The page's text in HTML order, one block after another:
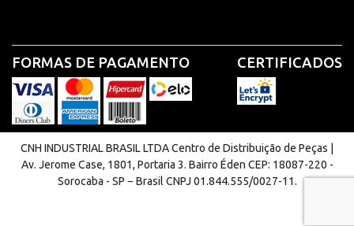
FORMAS DE PAGAMENTO CERTIFICADOS
CNH INDUSTRIAL BRASIL LTDA Centro de Distribuição de Peças |
Av. Jerome Case, 1801, Portaria 3. Bairro Éden CEP: 18087-220 -
Sorocaba - SP − Brasil CNPJ 01.844.555/0027-11.